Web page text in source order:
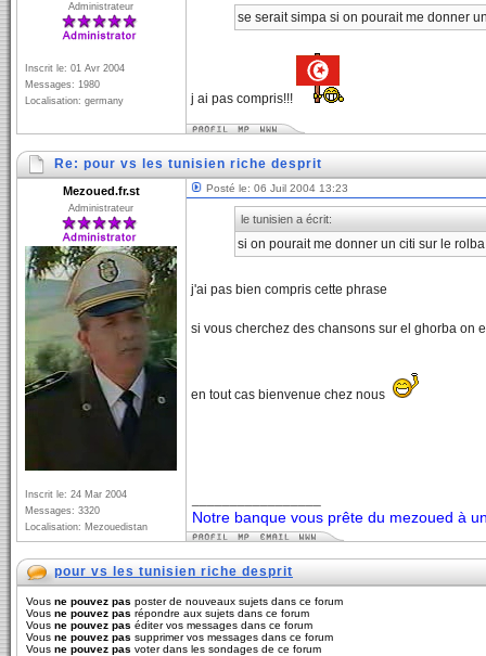
Administrateur
Inscrit le: 01 Avr 2004
Messages: 1980
Localisation: germany
se serait simpa si on pourait me donner
j ai pas compris!!!
Re: pour vs les tunisien riche desprit
Mezoued.fr.st
Administrateur
Inscrit le: 24 Mar 2004
Messages: 3320
Localisation: Mezouedistan
Posté le: 06 Juil 2004 13:23
le tunisien a écrit:
si on pourait me donner un citi sur le rolba
j'ai pas bien compris cette phrase
si vous cherchez des chansons sur el ghorba on
en tout cas bienvenue chez nous
Notre banque vous prête du mezoued à
pour vs les tunisien riche desprit
Vous ne pouvez pas poster de nouveaux sujets dans ce forum
Vous ne pouvez pas répondre aux sujets dans ce forum
Vous ne pouvez pas éditer vos messages dans ce forum
Vous ne pouvez pas supprimer vos messages dans ce forum
Vous ne pouvez pas voter dans les sondages de ce forum